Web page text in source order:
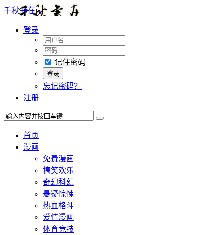
千秋书在
登录
记住密码
忘记密码？
注册
首页
漫画
免费漫画
搞笑欢乐
奇幻科幻
悬疑惊悚
热血格斗
爱情漫画
体育竞技